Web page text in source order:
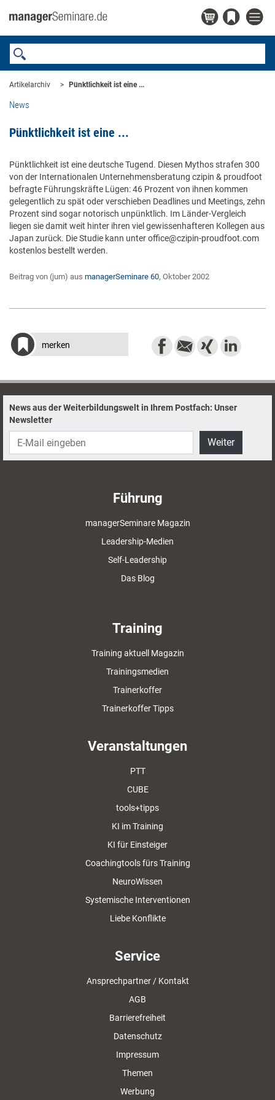
Artikelarchiv Pünktlichkeit ist eine ...
News
Pünktlichkeit ist eine ...
Pünktlichkeit ist eine deutsche Tugend. Diesen Mythos strafen 300
von der Internationalen Unternehmensberatung czipin & proudfoot
befragte Führungskräfte Lügen: 46 Prozent von ihnen kommen
gelegentlich zu spät oder verschieben Deadlines und Meetings, zehn
Prozent sind sogar notorisch unpünktlich. Im Länder-Vergleich
liegen sie damit weit hinter ihren viel gewissenhafteren Kollegen aus
Japan zurück. Die Studie kann unter office@czipin-proudfoot.com
kostenlos bestellt werden.
Beitrag von (jum) aus managerSeminare 60, Oktober 2002
merken
News aus der Weiterbildungswelt in Ihrem Postfach: Unser
Newsletter
Weiter
Führung
managerSeminare Magazin
Leadership-Medien
Self-Leadership
Das Blog
Training
Training aktuell Magazin
Trainingsmedien
Trainerkoffer
Trainerkoffer Tipps
Veranstaltungen
PTT
CUBE
tools+tipps
KI im Training
KI für Einsteiger
Coachingtools fürs Training
NeuroWissen
Systemische Interventionen
Liebe Konflikte
Service
Ansprechpartner / Kontakt
AGB
Barrierefreiheit
Datenschutz
Impressum
Themen
Werbung